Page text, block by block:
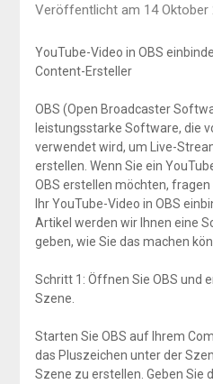
Veröffentlicht am 14 Oktober
YouTube-Video in OBS
Content-Ersteller
OBS (Open Broadcaster
leistungsstarke Software, die
verwendet wird, um Live-
erstellen. Wenn Sie ein
OBS erstellen möchten, fragen
Ihr YouTube-Video in OBS
Artikel werden wir Ihnen eine
geben, wie Sie das machen
Schritt 1: Öffnen Sie OBS und
Szene.
Starten Sie OBS auf Ihrem
das Pluszeichen unter der
Szene zu erstellen. Geben Sie